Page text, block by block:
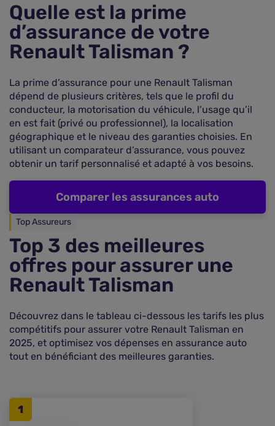
Quelle est la prime
d’assurance de votre
Renault Talisman ?
La prime d’assurance pour une Renault Talisman
dépend de plusieurs critères, tels que le profil du
conducteur, la motorisation du véhicule, l’usage qu’il
en est fait (privé ou professionnel), la localisation
géographique et le niveau des garanties choisies. En
utilisant un comparateur d’assurance, vous pouvez
obtenir un tarif personnalisé et adapté à vos besoins.
Comparer les assurances auto
Top Assureurs
Top 3 des meilleures
offres pour assurer une
Renault Talisman
Découvrez dans le tableau ci-dessous les tarifs les plus
compétitifs pour assurer votre Renault Talisman en
2025, et optimisez vos dépenses en assurance auto
tout en bénéficiant des meilleures garanties.
1